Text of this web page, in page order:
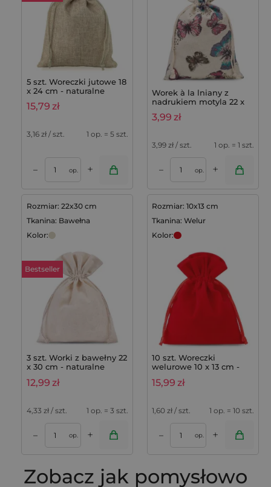
5 szt. Woreczki jutowe 18
x 24 cm - naturalne
15,79 zł
3,16 zł / szt. 1 op. = 5 szt.
– op. +
Worek à la lniany z
nadrukiem motyla 22 x
praktycznego
3,99 zł
3,99 zł / szt. 1 op. = 1 szt.
– op. +
Rozmiar: 22x30 cm
Tkanina: Bawełna
Kolor:
Bestseller
3 szt. Worki z bawełny 22
x 30 cm - naturalne
12,99 zł
4,33 zł / szt. 1 op. = 3 szt.
– op. +
Rozmiar: 10x13 cm
Tkanina: Welur
Kolor:
10 szt. Woreczki
welurowe 10 x 13 cm -
15,99 zł
1,60 zł / szt. 1 op. = 10 szt.
– op. +
Zobacz jak pomysłowo